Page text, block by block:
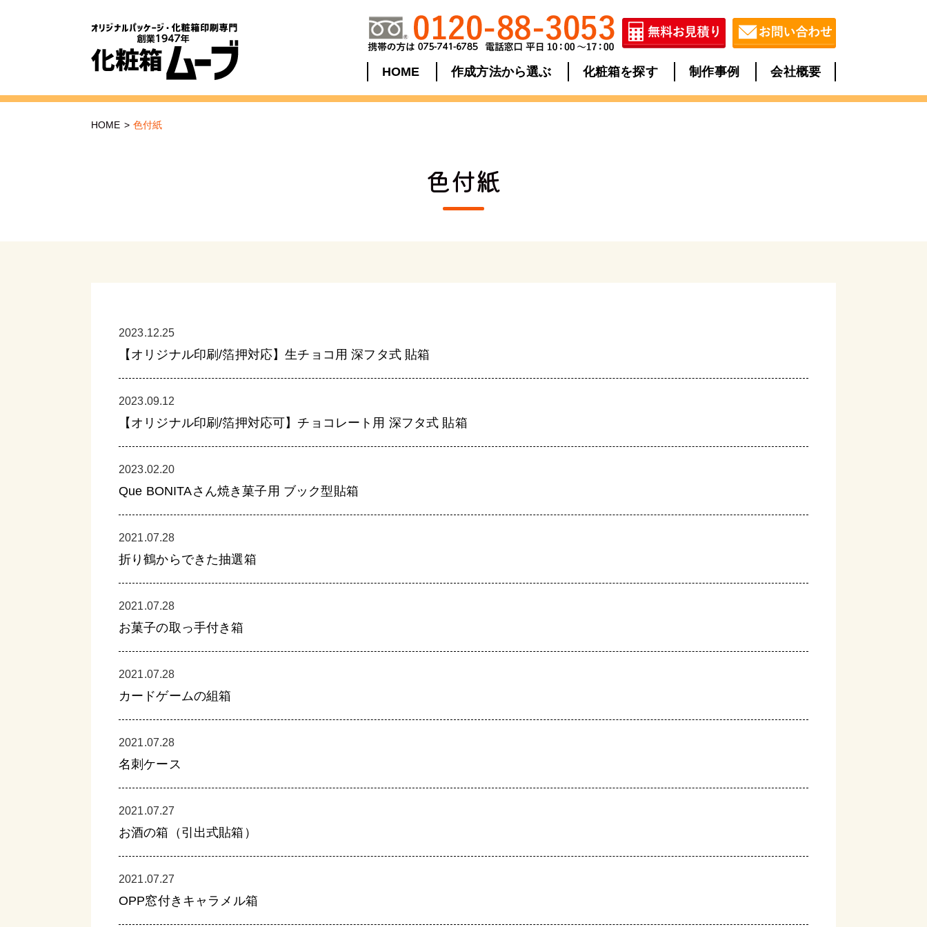
HOME 作成方法から選ぶ 化粧箱を探す 制作事例 会社概要
HOME > 色付紙
色付紙
2023.12.25
【オリジナル印刷/箔押対応】生チョコ用 深フタ式 貼箱
2023.09.12
【オリジナル印刷/箔押対応可】チョコレート用 深フタ式 貼箱
2023.02.20
Que BONITAさん焼き菓子用 ブック型貼箱
2021.07.28
折り鶴からできた抽選箱
2021.07.28
お菓子の取っ手付き箱
2021.07.28
カードゲームの組箱
2021.07.28
名刺ケース
2021.07.27
お酒の箱（引出式貼箱）
2021.07.27
OPP窓付きキャラメル箱